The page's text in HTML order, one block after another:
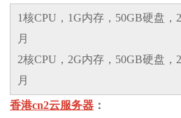
1核CPU，1G内存，50GB硬盘，
月
2核CPU，2G内存，50GB硬盘，
月
香港cn2云服务器 ：